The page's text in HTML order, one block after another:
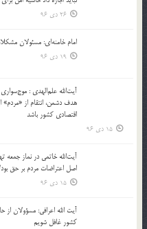
26 دی 96
امام خامنه‌ای: مسئولان
19 دی 96
آیت‌الله علم‌الهدی :
هدف دشمن، انتقام از
اقتصادی کشور باشد
15 دی 96
آیت‌الله خاتمی در نماز جمعه
اصل اعتراضات مردم بر حق
15 دی 96
آیت الله اعرافی: مسؤولان
کشور غافل شویم